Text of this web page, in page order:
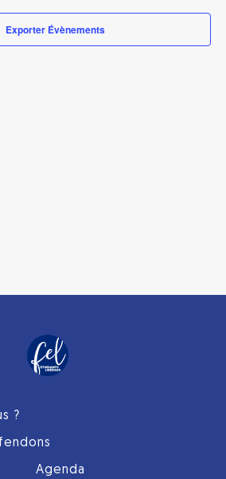
de
vues
Exporter Évènements
?
Agenda